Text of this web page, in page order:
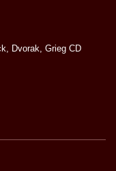
Dvorak, Grieg CD